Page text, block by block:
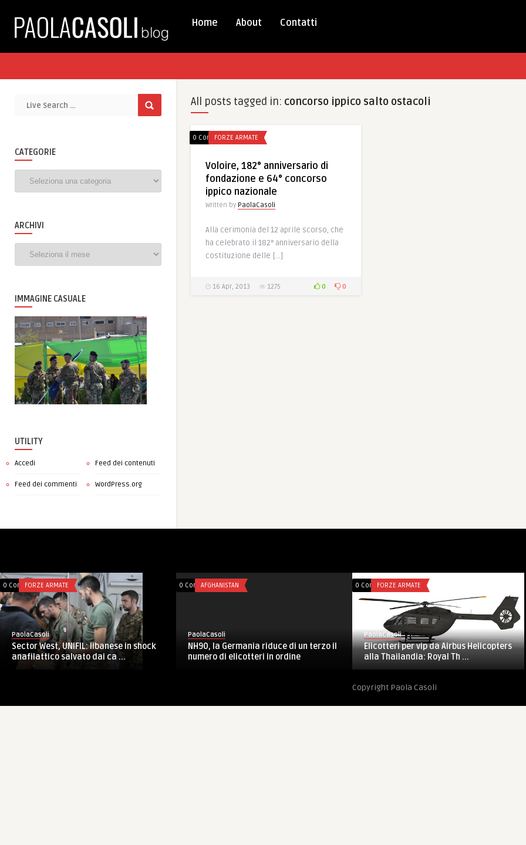
Home About Contatti
CATEGORIE
ARCHIVI
IMMAGINE CASUALE
UTILITY
Accedi Feed dei contenuti
Feed dei commenti WordPress.org
All posts tagged in: concorso ippico salto ostacoli
0 CommentsFORZE ARMATE
Voloire, 182° anniversario di
fondazione e 64° concorso
ippico nazionale
Written by PaolaCasoli
Alla cerimonia del 12 aprile scorso, che
ha celebrato il 182° anniversario della
costituzione delle […]
16 Apr, 2013 1275 0 0
0 CommentsAFGHANISTAN
PaolaCasoli
NH90, la Germania riduce di un terzo il
numero di elicotteri in ordine
0 CommentsFORZE ARMATE
PaolaCasoli
Elicotteri per vip da Airbus Helicopters
alla Thailandia: Royal Th ...
0 CommentsFORZE ARMATE
PaolaCasoli
Sector West, UNIFIL: completata
dell’ospedale di Bint Jbai ...
Copyright Paola Casoli